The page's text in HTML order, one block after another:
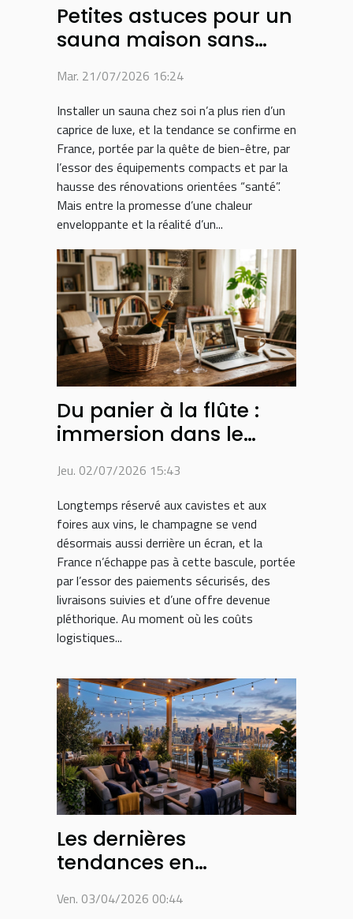
Petites astuces pour un
sauna maison sans
Mar. 21/07/2026 16:24
Installer un sauna chez soi n’a plus rien d’un
caprice de luxe, et la tendance se confirme en
France, portée par la quête de bien-être, par
l’essor des équipements compacts et par la
hausse des rénovations orientées “santé”.
Mais entre la promesse d’une chaleur
enveloppante et la réalité d’un...
Du panier à la flûte :
immersion dans le
champagne sur
internet
Jeu. 02/07/2026 15:43
Longtemps réservé aux cavistes et aux
foires aux vins, le champagne se vend
désormais aussi derrière un écran, et la
France n’échappe pas à cette bascule, portée
par l’essor des paiements sécurisés, des
livraisons suivies et d’une offre devenue
pléthorique. Au moment où les coûts
logistiques...
Les dernières
tendances en
terrasses urbaines
Ven. 03/04/2026 00:44